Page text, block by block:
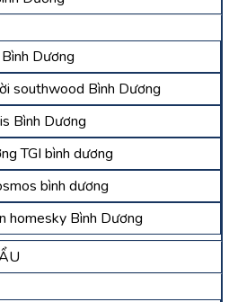
Dương
southwood Bình Dương
Bình Dương
TGI bình dương
bình dương
homesky Bình Dương